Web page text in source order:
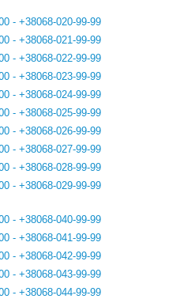
- +38068-020-99-99
- +38068-021-99-99
- +38068-022-99-99
- +38068-023-99-99
- +38068-024-99-99
- +38068-025-99-99
- +38068-026-99-99
- +38068-027-99-99
- +38068-028-99-99
- +38068-029-99-99
- +38068-040-99-99
- +38068-041-99-99
- +38068-042-99-99
- +38068-043-99-99
- +38068-044-99-99